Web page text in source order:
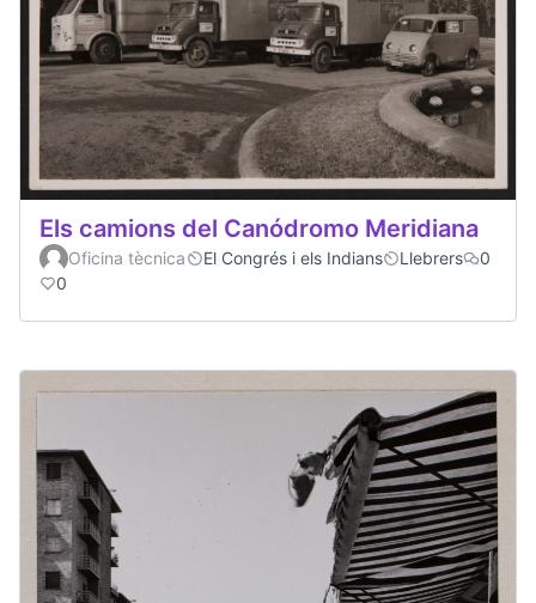
Els camions del Canódromo Meridiana
Oficina tècnica El Congrés i els Indians Llebrers
0
0